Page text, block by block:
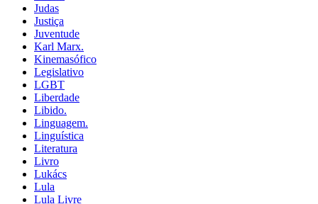
Judas
Justiça
Juventude
Karl Marx.
Kinemasófico
Legislativo
LGBT
Liberdade
Libido.
Linguagem.
Linguística
Literatura
Livro
Lukács
Lula
Lula Livre